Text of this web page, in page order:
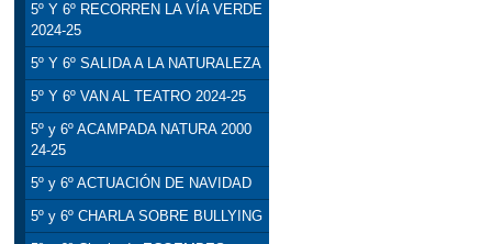
5º Y 6º RECORREN LA VÍA VERDE
2024-25
5º Y 6º SALIDA A LA NATURALEZA
5º Y 6º VAN AL TEATRO 2024-25
5º y 6º ACAMPADA NATURA 2000
24-25
5º y 6º ACTUACIÓN DE NAVIDAD
5º y 6º CHARLA SOBRE BULLYING